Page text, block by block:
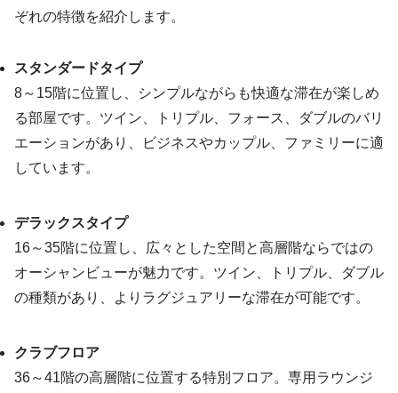
ぞれの特徴を紹介します。
スタンダードタイプ
8～15階に位置し、シンプルながらも快適な滞在が楽しめ
る部屋です。ツイン、トリプル、フォース、ダブルのバリ
エーションがあり、ビジネスやカップル、ファミリーに適
しています。
デラックスタイプ
16～35階に位置し、広々とした空間と高層階ならではの
オーシャンビューが魅力です。ツイン、トリプル、ダブル
の種類があり、よりラグジュアリーな滞在が可能です。
クラブフロア
36～41階の高層階に位置する特別フロア。専用ラウンジ